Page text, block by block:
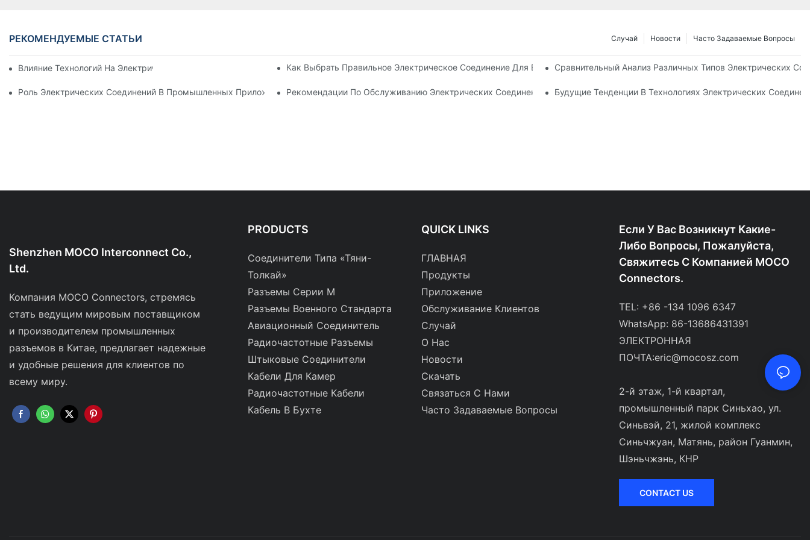
РЕКОМЕНДУЕМЫЕ СТАТЬИ Часто Задаваемые Вопросы
Новости
Случай
Влияние Технологий На Электрические Соединения В ЭлектроникеКак Выбрать Правильное Электрическое Соединение Для Ваших НуждСравнительный Анализ Различных Типов Электрических
Роль Электрических Соединений В Промышленных ПриложенияхРекомендации По Обслуживанию Электрических Соединений Будущие Тенденции В Технологиях Электрических
Shenzhen MOCO Interconnect Co.,
Ltd.
Компания MOCO Connectors, стремясь
стать ведущим мировым поставщиком
и производителем промышленных
разъемов в Китае, предлагает надежные
и удобные решения для клиентов по
всему миру.
PRODUCTS
Соединители Типа «тяни-
Толкай»
Разъемы Серии M
Разъемы Военного Стандарта
Авиационный Соединитель
Радиочастотные Разъемы
Штыковые Соединители
Кабели Для Камер
Радиочастотные Кабели
Кабель В Бухте
QUICK LINKS
ГЛАВНАЯ
Продукты
Приложение
Обслуживание Клиентов
Случай
О Нас
Новости
Скачать
Связаться С Нами
Часто Задаваемые Вопросы
Если У Вас Возникнут Какие-
Либо Вопросы, Пожалуйста,
Свяжитесь С Компанией MOCO
Connectors.
TEL: +86 -134 1096 6347
WhatsApp: 86-13686431391
ЭЛЕКТРОННАЯ
ПОЧТА:eric@mocosz.com
2-й этаж, 1-й квартал,
промышленный парк Синьхао, ул.
Синьвэй, 21, жилой комплекс
Синьчжуан, Матянь, район Гуанмин,
Шэньчжэнь, КНР
CONTACT US